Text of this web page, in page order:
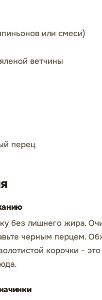
или смеси)
ветчины
перец
без лишнего жира.
черным перцем.
корочки -